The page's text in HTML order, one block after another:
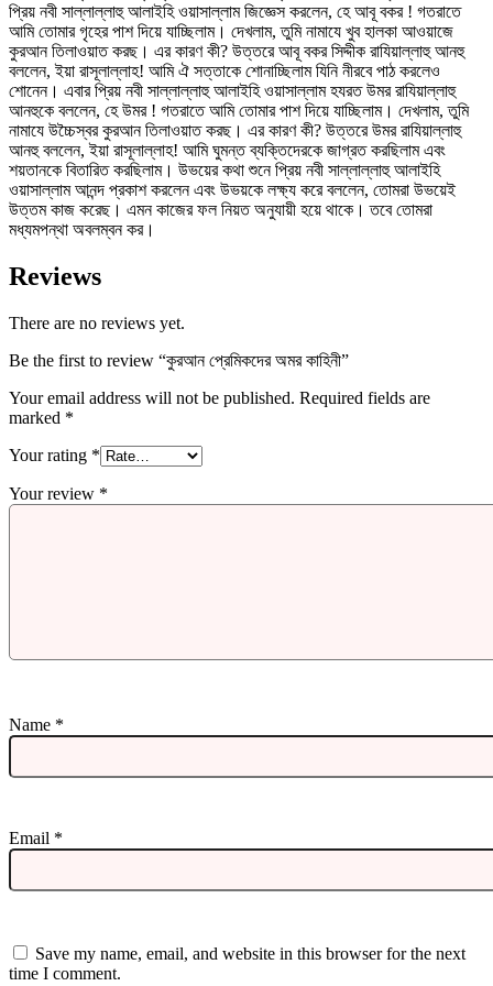
প্রিয় নবী সাল্লাল্লাহু আলাইহি ওয়াসাল্লাম জিজ্ঞেস করলেন, হে আবূ বকর ! গতরাতে
আমি তোমার গৃহের পাশ দিয়ে যাচ্ছিলাম। দেখলাম, তুমি নামাযে খুব হালকা আওয়াজে
কুরআন তিলাওয়াত করছ। এর কারণ কী? উত্তরে আবূ বকর সিদ্দীক রাযিয়াল্লাহু আনহু
বললেন, ইয়া রাসূলাল্লাহ! আমি ঐ সত্তাকে শোনাচ্ছিলাম যিনি নীরবে পাঠ করলেও
শোনেন। এবার প্রিয় নবী সাল্লাল্লাহু আলাইহি ওয়াসাল্লাম হযরত উমর রাযিয়াল্লাহু
আনহুকে বললেন, হে উমর ! গতরাতে আমি তোমার পাশ দিয়ে যাচ্ছিলাম। দেখলাম, তুমি
নামাযে উচ্চৈস্বর কুরআন তিলাওয়াত করছ। এর কারণ কী? উত্তরে উমর রাযিয়াল্লাহু
আনহু বললেন, ইয়া রাসূলাল্লাহ! আমি ঘুমন্ত ব্যক্তিদেরকে জাগ্রত করছিলাম এবং
শয়তানকে বিতারিত করছিলাম। উভয়ের কথা শুনে প্রিয় নবী সাল্লাল্লাহু আলাইহি
ওয়াসাল্লাম আনন্দ প্রকাশ করলেন এবং উভয়কে লক্ষ্য করে বললেন, তোমরা উভয়েই
উত্তম কাজ করেছ। এমন কাজের ফল নিয়ত অনুযায়ী হয়ে থাকে। তবে তোমরা
মধ্যমপন্থা অবলম্বন কর।
Reviews
There are no reviews yet.
Be the first to review “কুরআন প্রেমিকদের অমর কাহিনী”
Your email address will not be published. Required fields are
marked *
Your rating *
Your review *
Name *
Email *
Save my name, email, and website in this browser for the next
time I comment.